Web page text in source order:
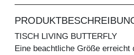
TISCH LIVING BUTTERFLY
Eine beachtliche Größe erreicht